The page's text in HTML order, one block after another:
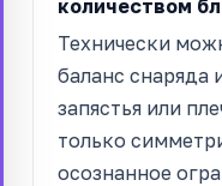
количеством
Технически
баланс снаряда
запястья или
только
осознанное